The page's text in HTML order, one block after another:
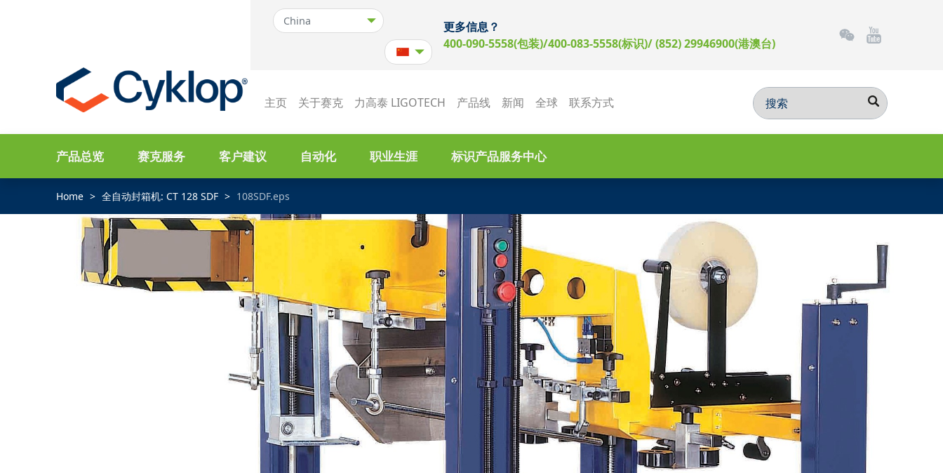
主页 关于赛克 力高泰 LIGOTECH 产品线 新闻 全球 联系方式
更多信息？
400-090-5558(包装)/400-083-5558(标识)/ (852) 29946900(港澳台)
产品总览 赛克服务 客户建议 自动化 职业生涯 标识产品服务中心
Home 全自动封箱机: CT 128 SDF 108SDF.eps